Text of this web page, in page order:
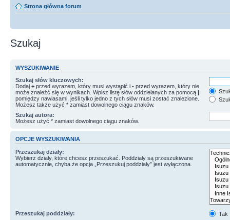
Strona główna forum
Szukaj
WYSZUKIWANIE
Szukaj słów kluczowych:
Dodaj + przed wyrazem, który musi wystąpić i - przed wyrazem, który nie
może znaleźć się w wynikach. Wpisz listę słów oddzielanych za pomocą |
pomiędzy nawiasami, jeśli tylko jedno z tych słów musi zostać znalezione.
Możesz także użyć * zamiast dowolnego ciągu znaków.
Szukaj autora:
Możesz użyć * zamiast dowolnego ciągu znaków.
OPCJE WYSZUKIWANIA
Przeszukaj działy:
Wybierz działy, które chcesz przeszukać. Poddziały są przeszukiwane
automatycznie, chyba że opcja „Przeszukuj poddziały” jest wyłączona.
Przeszukaj poddziały:
Tak